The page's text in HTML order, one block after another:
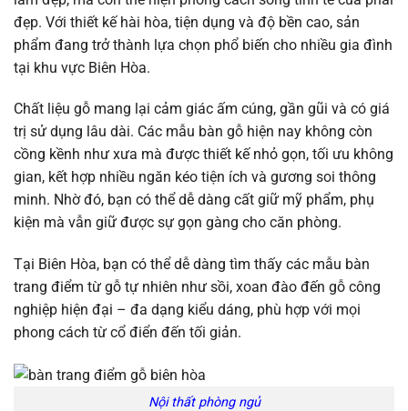
đẹp. Với thiết kế hài hòa, tiện dụng và độ bền cao, sản
phẩm đang trở thành lựa chọn phổ biến cho nhiều gia đình
tại khu vực Biên Hòa.
Chất liệu gỗ mang lại cảm giác ấm cúng, gần gũi và có giá
trị sử dụng lâu dài. Các mẫu bàn gỗ hiện nay không còn
cồng kềnh như xưa mà được thiết kế nhỏ gọn, tối ưu không
gian, kết hợp nhiều ngăn kéo tiện ích và gương soi thông
minh. Nhờ đó, bạn có thể dễ dàng cất giữ mỹ phẩm, phụ
kiện mà vẫn giữ được sự gọn gàng cho căn phòng.
Tại Biên Hòa, bạn có thể dễ dàng tìm thấy các mẫu bàn
trang điểm từ gỗ tự nhiên như sồi, xoan đào đến gỗ công
nghiệp hiện đại – đa dạng kiểu dáng, phù hợp với mọi
phong cách từ cổ điển đến tối giản.
Nội thất phòng ngủ